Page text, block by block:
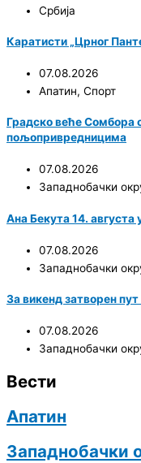
Србија
Каратисти „Црног
07.08.2026
Апатин, Спорт
Градско веће Сомбора
пољопривредницима
07.08.2026
Западнобачки
Ана Бекута 14.
07.08.2026
Западнобачки
За викенд затворен
07.08.2026
Западнобачки
Вести
Апатин
Западнобачки